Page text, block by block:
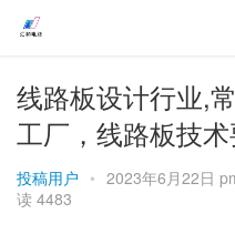
线路板设计行业,
工厂，线路板技术
投稿用户 • 2023年6月22日
读 4483